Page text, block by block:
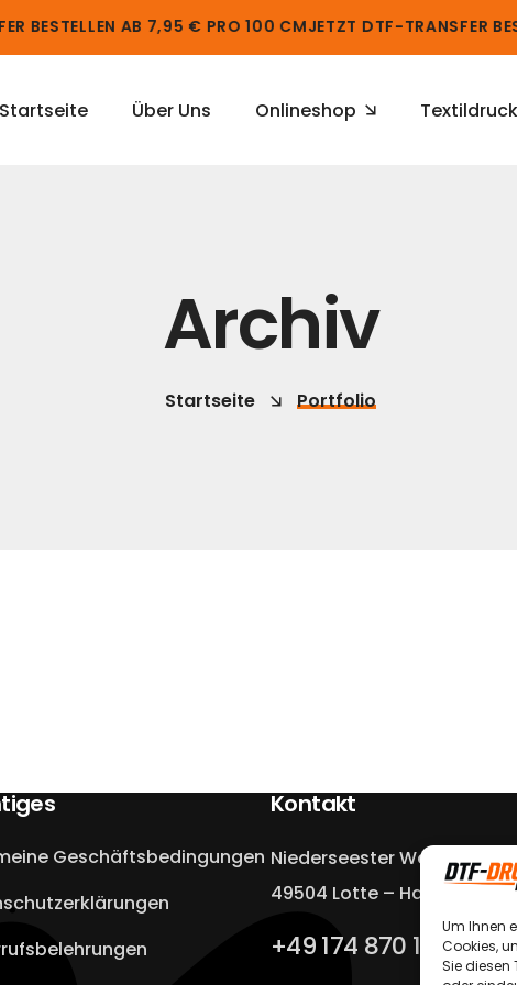
Um Ihnen
Cookies,
Sie diesen
BESTELLEN AB 7,95 € PRO 100 CMJETZT DTF-TRANSFER
Startseite Über Uns Onlineshop Textildruck
Archiv
Startseite Portfolio
Geschäftsbedingungen
Kontakt
Niederseester Weg 13a
49504 Lotte – Halen
+49 174 870 1900